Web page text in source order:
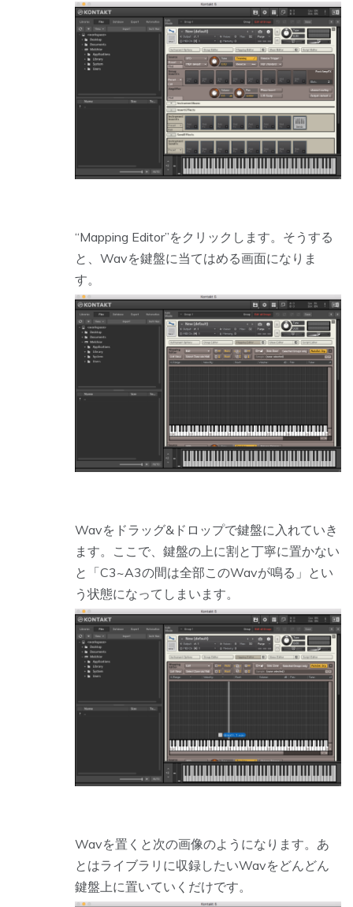
“Mapping Editor”をクリックします。そうする
と、Wavを鍵盤に当てはめる画面になりま
す。
Wavをドラッグ&ドロップで鍵盤に入れていき
ます。ここで、鍵盤の上に割と丁寧に置かない
と「C3~A3の間は全部このWavが鳴る」とい
う状態になってしまいます。
Wavを置くと次の画像のようになります。あ
とはライブラリに収録したいWavをどんどん
鍵盤上に置いていくだけです。